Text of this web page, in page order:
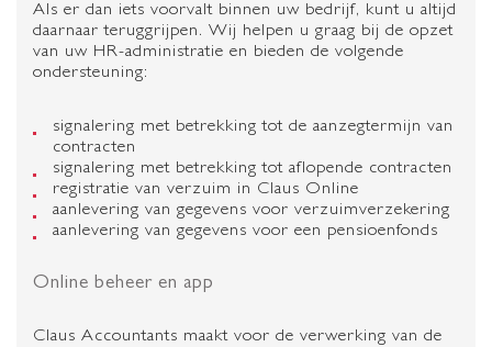
Als er dan iets voorvalt binnen uw bedrijf, kunt u altijd
daarnaar teruggrijpen. Wij helpen u graag bij de opzet
van uw HR-administratie en bieden de volgende
ondersteuning:
signalering met betrekking tot de aanzegtermijn van
contracten
signalering met betrekking tot aflopende contracten
registratie van verzuim in Claus Online
aanlevering van gegevens voor verzuimverzekering
aanlevering van gegevens voor een pensioenfonds
Online beheer en app
Claus Accountants maakt voor de verwerking van de